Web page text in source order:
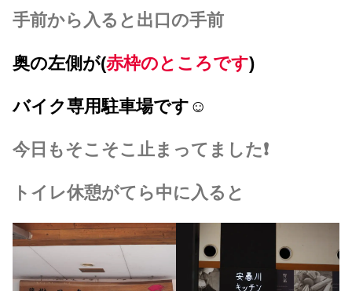
手前から入ると出口の手前
奥の左側が(赤枠のところです)
バイク専用駐車場です☺️
今日もそこそこ止まってました❗
トイレ休憩がてら中に入ると